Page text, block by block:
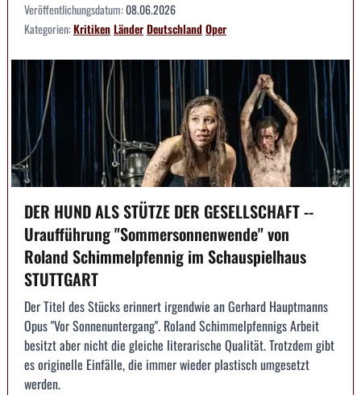
Veröffentlichungsdatum:08.06.2026
Kategorien:KritikenLänderDeutschlandOper
DER HUND ALS STÜTZE DER GESELLSCHAFT --
Uraufführung "Sommersonnenwende" von
Roland Schimmelpfennig im Schauspielhaus
STUTTGART
Der Titel des Stücks erinnert irgendwie an Gerhard Hauptmanns
Opus "Vor Sonnenuntergang". Roland Schimmelpfennigs Arbeit
besitzt aber nicht die gleiche literarische Qualität. Trotzdem gibt
es originelle Einfälle, die immer wieder plastisch umgesetzt
werden.